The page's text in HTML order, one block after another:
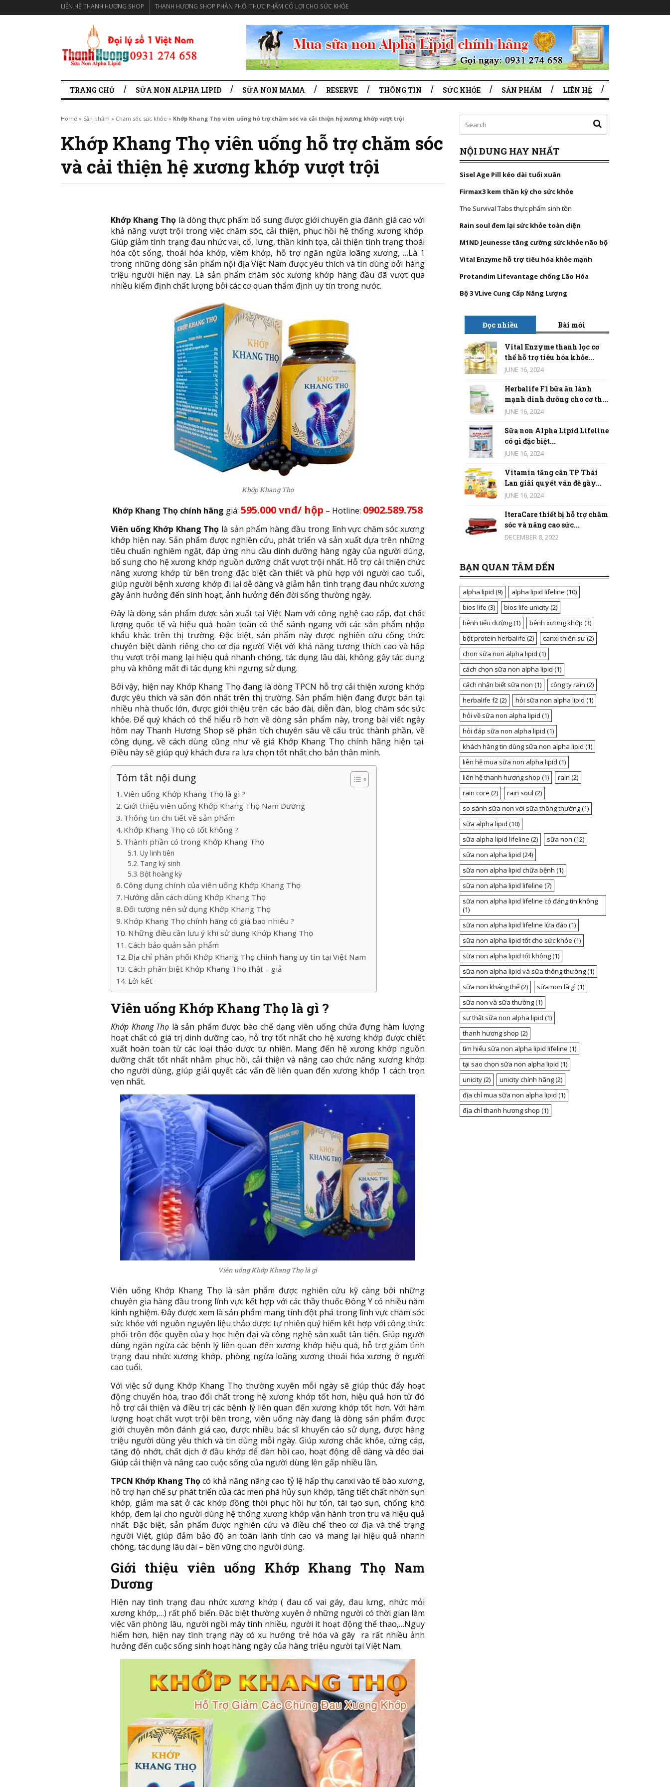
LIÊN HỆ THANH HƯƠNG SHOP THANH HƯƠNG SHOP PHÂN PHỐI THỰC PHẨM CÓ LỢI CHO SỨC KHỎE
TRANG CHỦ SỮA NON ALPHA LIPID SỮA NON MAMA RESERVE THÔNG TIN SỨC KHỎE SẢN PHẨM LIÊN HỆ
Home » Sản phẩm » Chăm sóc sức khỏe » Khớp Khang Thọ viên uống hỗ trợ chăm sóc và cải thiện hệ xương khớp vượt trội
Khớp Khang Thọ viên uống hỗ trợ chăm sóc
và cải thiện hệ xương khớp vượt trội
Khớp Khang Thọ là dòng thực phẩm bổ sung được giới chuyên gia đánh giá cao với
khả năng vượt trội trong việc chăm sóc, cải thiện, phục hồi hệ thống xương khớp.
Giúp giảm tình trạng đau nhức vai, cổ, lưng, thần kinh tọa, cải thiện tình trạng thoái
hóa cột sống, thoái hóa khớp, viêm khớp, hỗ trợ ngăn ngừa loãng xương, …Là 1
trong những dòng sản phẩm nội địa Việt Nam được yêu thích và tin dùng bởi hàng
triệu người hiện nay. Là sản phẩm chăm sóc xương khớp hàng đầu đã vượt qua
nhiều kiểm định chất lượng bởi các cơ quan thẩm định uy tín trong nước.
Khớp Khang Thọ
Khớp Khang Thọ chính hãng giá: 595.000 vnđ/ hộp – Hotline: 0902.589.758
Viên uống Khớp Khang Thọ là sản phẩm hàng đầu trong lĩnh vực chăm sóc xương
khớp hiện nay. Sản phẩm được nghiên cứu, phát triển và sản xuất dựa trên những
tiêu chuẩn nghiêm ngặt, đáp ứng nhu cầu dinh dưỡng hàng ngày của người dùng,
bổ sung cho hệ xương khớp nguồn dưỡng chất vượt trội nhất. Hỗ trợ cải thiện chức
năng xương khớp từ bên trong đặc biệt cần thiết và phù hợp với người cao tuổi,
giúp người bệnh xương khớp đi lại dễ dàng và giảm hẳn tình trạng đau nhức xương
gây ảnh hưởng đến sinh hoạt, ảnh hưởng đến đời sống thường ngày.
Đây là dòng sản phẩm được sản xuất tại Việt Nam với công nghệ cao cấp, đạt chất
lượng quốc tế và hiệu quả hoàn toàn có thể sánh ngang với các sản phẩm nhập
khẩu khác trên thị trường. Đặc biệt, sản phẩm này được nghiên cứu công thức
chuyên biệt dành riêng cho cơ địa người Việt với khả năng tương thích cao và hấp
thụ vượt trội mang lại hiệu quả nhanh chóng, tác dụng lâu dài, không gây tác dụng
phụ và không mất đi tác dụng khi ngưng sử dụng.
Bởi vậy, hiện nay Khớp Khang Thọ đang là dòng TPCN hỗ trợ cải thiện xương khớp
được yêu thích và săn đón nhất trên thị trường. Sản phẩm hiện đang được bán tại
nhiều nhà thuốc lớn, được giới thiệu trên các báo đài, diễn đàn, blog chăm sóc sức
khỏe. Để quý khách có thể hiểu rõ hơn về dòng sản phẩm này, trong bài viết ngày
hôm nay Thanh Hương Shop sẽ phân tích chuyên sâu về cấu trúc thành phần, về
công dụng, về cách dùng cũng như về giá Khớp Khang Thọ chính hãng hiện tại.
Điều này sẽ giúp quý khách đưa ra lựa chọn tốt nhất cho bản thân mình.
Tóm tắt nội dung
Viên uống Khớp Khang Thọ là gì ?
Giới thiệu viên uống Khớp Khang Thọ Nam Dương
Thông tin chi tiết về sản phẩm
Khớp Khang Thọ có tốt không ?
Thành phần có trong Khớp Khang Thọ
Uy linh tiên
Tang ký sinh
Bột hoàng kỳ
Công dụng chính của viên uống Khớp Khang Thọ
Hướng dẫn cách dùng Khớp Khang Thọ
Đối tượng nên sử dụng Khớp Khang Thọ
Khớp Khang Thọ chính hãng có giá bao nhiêu ?
Những điều cần lưu ý khi sử dụng Khớp Khang Thọ
Cách bảo quản sản phẩm
Địa chỉ phân phối Khớp Khang Thọ chính hãng uy tín tại Việt Nam
Cách phân biệt Khớp Khang Thọ thật – giả
Lời kết
Viên uống Khớp Khang Thọ là gì ?
Khớp Khang Thọ là sản phẩm được bào chế dạng viên uống chứa đựng hàm lượng
hoạt chất có giá trị dinh dưỡng cao, hỗ trợ tốt nhất cho hệ xương khớp được chiết
xuất hoàn toàn từ các loại thảo dược tự nhiên. Mang đến hệ xương khớp nguồn
dưỡng chất tốt nhất nhằm phục hồi, cải thiện và nâng cao chức năng xương khớp
cho người dùng, giúp giải quyết các vấn đề liên quan đến xương khớp 1 cách trọn
vẹn nhất.
Viên uống Khớp Khang Thọ là gì
Viên uống Khớp Khang Thọ là sản phẩm được nghiên cứu kỹ càng bởi những
chuyên gia hàng đầu trong lĩnh vực kết hợp với các thầy thuốc Đông Y có nhiều năm
kinh nghiệm. Đây được xem là sản phẩm mang tính đột phá trong lĩnh vực chăm sóc
sức khỏe với nguồn nguyên liệu thảo dược tự nhiên quý hiếm kết hợp với công thức
phối trộn độc quyền của y học hiện đại và công nghệ sản xuất tân tiến. Giúp người
dùng ngăn ngừa các bệnh lý liên quan đến xương khớp hiệu quả, hỗ trợ giảm tình
trạng đau nhức xương khớp, phòng ngừa loãng xương thoái hóa xương ở người
cao tuổi.
Với việc sử dụng Khớp Khang Thọ thường xuyên mỗi ngày sẽ giúp thúc đẩy hoạt
động chuyển hóa, trao đổi chất trong hệ xương khớp tốt hơn, hiệu quả hơn từ đó
hỗ trợ cải thiện và điều trị các bệnh lý liên quan đến xương khớp tốt hơn. Với hàm
lượng hoạt chất vượt trội bên trong, viên uống này đang là dòng sản phẩm được
giới chuyên môn đánh giá cao, được nhiều bác sĩ khuyến cáo sử dụng, được hàng
triệu người dùng yêu thích và tin dùng mỗi ngày. Giúp xương chắc khỏe, cứng cáp,
tăng độ nhớt, chất dịch ở đầu khớp để đàn hồi cao, hoạt động dễ dàng và dẻo dai.
Giúp cải thiện và nâng cao cuộc sống của người dùng lên gấp nhiều lần.
TPCN Khớp Khang Thọcó khả năng nâng cao tỷ lệ hấp thụ canxi vào tế bào xương,
hỗ trợ hạn chế sự phát triển của các men phá hủy sụn khớp, tăng tiết chất nhờn sụn
khớp, giảm ma sát ở các khớp đồng thời phục hồi hư tổn, tái tạo sụn, chống khô
khớp, đem lại cho người dùng hệ thống xương khớp vận hành trơn tru và hiệu quả
nhất. Đặc biệt, sản phẩm được nghiên cứu và điều chế theo cơ địa và thể trạng
người Việt, giúp đảm bảo độ an toàn lành tính cao và mang lại hiệu quả nhanh
chóng, tác dụng lâu dài – bền vững cho người dùng.
Giới thiệu viên uống Khớp Khang Thọ Nam
Dương
Hiện nay tình trạng đau nhức xương khớp ( đau cổ vai gáy, đau lưng, nhức mỏi
xương khớp,…) rất phổ biến. Đặc biệt thường xuyên ở những người có thời gian làm
việc văn phòng lâu, người ngồi máy tính nhiều, người ít hoạt động thể thao,…Nguy
hiểm hơn, hiện nay tình trạng này có xu hướng trẻ hóa và gây ra rất nhiều ảnh
hưởng đến cuộc sống sinh hoạt hàng ngày của hàng triệu người tại Việt Nam.
NỘI DUNG HAY NHẤT
Sisel Age Pill kéo dài tuổi xuân
Firmax3 kem thần kỳ cho sức khỏe
The Survival Tabs thực phẩm sinh tồn
Rain soul đem lại sức khỏe toàn diện
M1ND Jeunesse tăng cường sức khỏe não bộ
Vital Enzyme hỗ trợ tiêu hóa khỏe mạnh
Protandim Lifevantage chống Lão Hóa
Bộ 3 VLive Cung Cấp Năng Lượng
Đọc nhiều Bài mới
Vital Enzyme thanh lọc cơ
thể hỗ trợ tiêu hóa khỏe...
JUNE 16, 2024
Herbalife F1 bữa ăn lành
mạnh dinh dưỡng cho cơ th...
JUNE 16, 2024
Sữa non Alpha Lipid Lifeline
có gì đặc biệt...
JUNE 16, 2024
Vitamin tăng cân TP Thái
Lan giải quyết vấn đề gầy...
JUNE 16, 2024
IteraCare thiết bị hỗ trợ chăm
sóc và nâng cao sức...
DECEMBER 8, 2022
BẠN QUAN TÂM ĐẾN
alpha lipid (9) alpha lipid lifeline (10)
bios life (3) bios life unicity(2)
bệnh tiểu đường(1) bệnh xương khớp (3)
bột protein herbalife (2) canxi thiên sư(2)
chọn sữa non alpha lipid (1)
cách chọn sữa non alpha lipid (1)
cách nhận biết sữa non (1) công ty rain (2)
herbalife f2(2) hỏi sữa non alpha lipid (1)
hỏi về sữa non alpha lipid (1)
hỏi đáp sữa non alpha lipid (1)
khách hàng tin dùng sữa non alpha lipid (1)
liên hệ mua sữa non alpha lipid (1)
liên hệ thanh hương shop (1) rain (2)
rain core (2) rain soul (2)
so sánh sữa non với sữa thông thường(1)
sữa alpha lipid (10)
sữa alpha lipid lifeline (2) sữa non (12)
sữa non alpha lipid (24)
sữa non alpha lipid chữa bệnh (1)
sữa non alpha lipid lifeline (7)
sữa non alpha lipid lifeline có đáng tin không
(1)
sữa non alpha lipid lifeline lừa đảo (1)
sữa non alpha lipid tốt cho sức khỏe (1)
sữa non alpha lipid tốt không(1)
sữa non alpha lipid và sữa thông thường(1)
sữa non kháng thể(2) sữa non là gì (1)
sữa non và sữa thường(1)
sự thật sữa non alpha lipid (1)
thanh hương shop (2)
tìm hiểu sữa non alpha lipid lifeline (1)
tại sao chọn sữa non alpha lipid (1)
unicity(2) unicity chính hãng(2)
địa chỉ mua sữa non alpha lipid (1)
địa chỉ thanh hương shop (1)